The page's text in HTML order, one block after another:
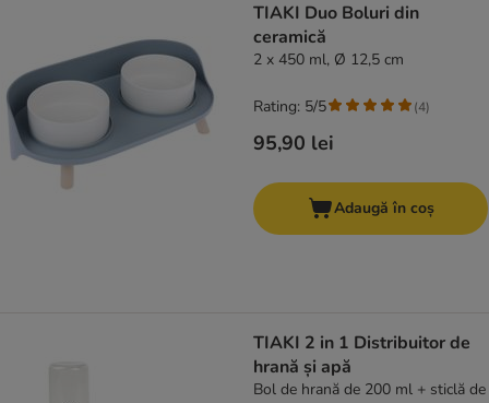
TIAKI Duo Boluri din
ceramică
2 x 450 ml, Ø 12,5 cm
95,90 lei
Rating: 5/5 (4)
Adaugă în coș
TIAKI 2 in 1 Distribuitor de
hrană și apă
Bol de hrană de 200 ml + sticlă de